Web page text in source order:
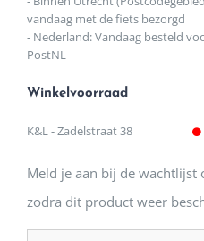
vandaag met de fiets bezorgd
- Nederland: Vandaag besteld
PostNL
Winkelvoorraad
K&L - Zadelstraat 38
Meld je aan bij de
zodra dit product weer